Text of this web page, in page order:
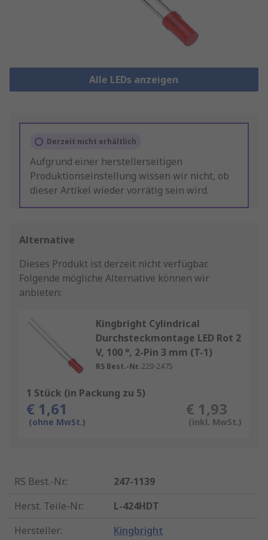
Alle LEDs anzeigen
Derzeit nicht erhältlich
Aufgrund einer herstellerseitigen
Produktionseinstellung wissen wir nicht, ob
dieser Artikel wieder vorrätig sein wird.
Alternative
Dieses Produkt ist derzeit nicht verfügbar.
Folgende mögliche Alternative können wir
anbieten:
Kingbright Cylindrical
Durchsteckmontage LED Rot 2
V, 100 °, 2-Pin 3 mm (T-1)
RS Best.-Nr. 229-2475
1 Stück (in Packung zu 5)
€ 1,61
(ohne MwSt.)
€ 1,93
(inkl. MwSt.)
RS Best.-Nr.:
247-1139
Herst. Teile-Nr.:
L-424HDT
Hersteller: Kingbright